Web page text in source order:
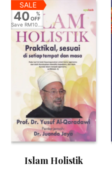
SALE
40
%
OFF
Save RM10.00
Islam Holistik